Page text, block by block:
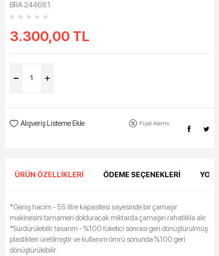
BRA 244681
3.300,00 TL
Alışveriş Listeme Ekle Fiyat Alarmı
ÜRÜN ÖZELLIKLERI ÖDEME SEÇENEKLERI
*Geniş hacim - 55 litre kapasitesi sayesinde bir çamaşır
makinesini tamamen dolduracak miktarda çamaşırı rahatlıkla alır.
*Sürdürülebilir tasarım - %100 tüketici sonrası geri dönüştürülmüş
plastikten üretilmiştir ve kullanım ömrü sonunda %100 geri
dönüştürülebilir.